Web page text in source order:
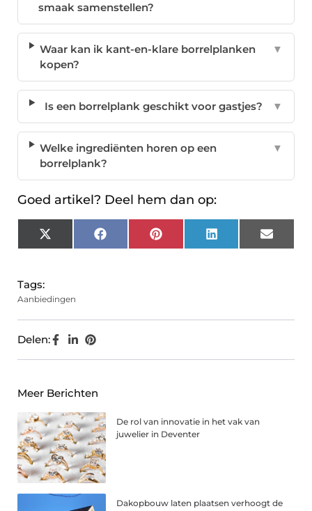
smaak samenstellen?
Waar kan ik kant-en-klare borrelplanken
kopen?
▼
Is een borrelplank geschikt voor gastjes? ▼
Welke ingrediënten horen op een
borrelplank?
▼
Goed artikel? Deel hem dan op:
X
(Twitter)
FacebookPinterest LinkedIn Email
Tags:
Aanbiedingen
Delen:
Meer Berichten
De rol van innovatie in het vak van
juwelier in Deventer
Dakopbouw laten plaatsen verhoogt de